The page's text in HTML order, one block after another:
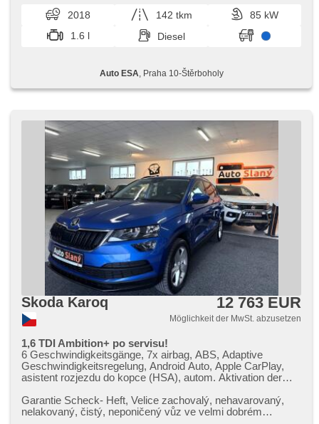
Scheinwerferwaschanlagen, Servolenkung,
Zentralverriegelung mit Funkfernbedienung, Elektronisches
Stabilitätsprogramm (ESP), Nebelscheinwerfer, El.
Klappspiegel, Reifendrucksensor, Vorderlichter LED, ABS,
svátků) 9.00​-22.0...
2018 142 tkm
85 kW
1.6 l
Diesel
Auto ESA , Praha 10-Štěrboholy
Skoda Karoq 12 763 EUR
Möglichkeit der MwSt. abzusetzen
1,6 TDI Ambition+ po servisu!
6 Geschwindigkeitsgänge, 7x airbag, ABS, Adaptive
Geschwindigkeitsregelung, Android Auto, Apple CarPlay,
asistent rozjezdu do kopce (HSA), autom. Aktivation der
, Autoradio, bezklíčové odemykání, Bluetooth,
Beifahrerairbagdeaktivierung, Teilbare Rücksitzbank, täglich
Garantie Scheck​- Heft,​ Velice zachovalý,​ nehavarovaný,​
nelakovaný,​ čistý,​ neponičený vůz ve velmi dobrém